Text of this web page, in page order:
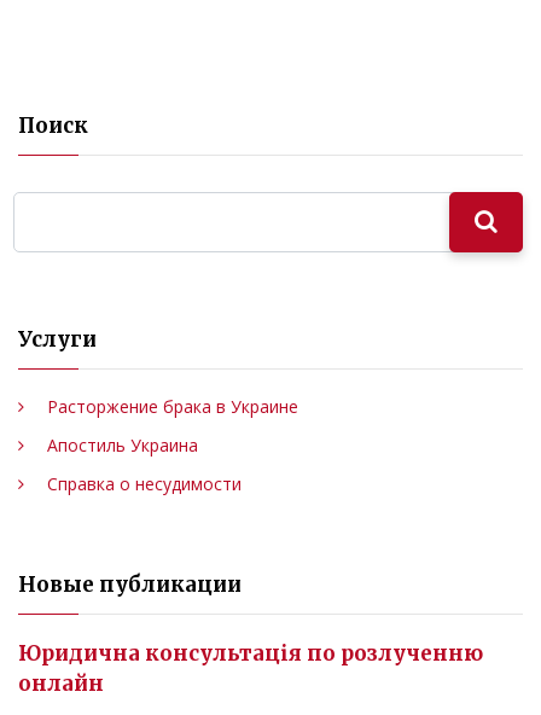
Поиск
Услуги
Расторжение брака в Украине
Апостиль Украина
Справка о несудимости
Новые публикации
Юридична консультація по розлученню
онлайн